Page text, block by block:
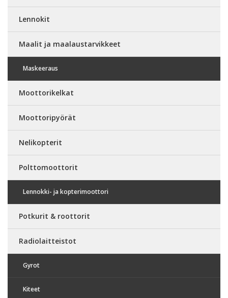
Lennokit
Maalit ja maalaustarvikkeet
Maskeeraus
Moottorikelkat
Moottoripyörät
Nelikopterit
Polttomoottorit
Lennokki- ja kopterimoottori
Potkurit & roottorit
Radiolaitteistot
Gyrot
Kiteet